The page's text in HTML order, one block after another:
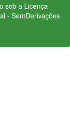
sob a Licença
- SemDerivações